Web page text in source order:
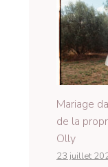
Mariage
de la
Olly
23 juillet